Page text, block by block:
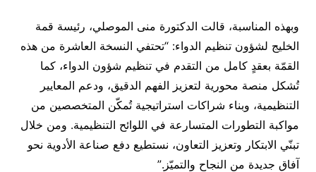
وبهذه المناسبة، قالت الدكتورة منى الموصلي، رئيسة قمة
الخليج لشؤون تنظيم الدواء: “تحتفي النسخة العاشرة من هذه
القمّة بعقدٍ كامل من التقدم في تنظيم شؤون الدواء، كما
تُشكل منصة محورية لتعزيز الفهم الدقيق، ودعم المعايير
التنظيمية، وبناء شراكات استراتيجية تُمكّن المتخصصين من
مواكبة التطورات المتسارعة في اللوائح التنظيمية. ومن خلال
تبنّي الابتكار وتعزيز التعاون، نستطيع دفع صناعة الأدوية نحو
آفاق جديدة من النجاح والتميّز.”